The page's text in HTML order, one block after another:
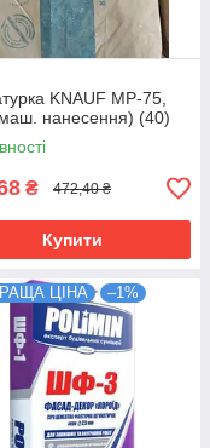
KNAUF МР-75,
нанесення) (40)
₴ 472,40 ₴
Купити
ЦІНА –1%